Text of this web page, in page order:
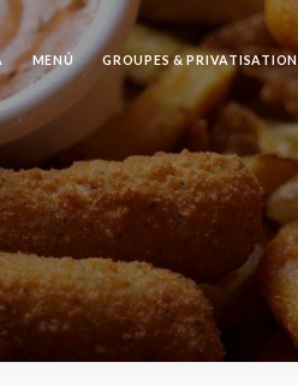
MENÚ GROUPES & PRIVATISATION